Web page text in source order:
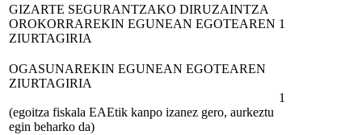
GIZARTE SEGURANTZAKO DIRUZAINTZA
OROKORRAREKIN EGUNEAN EGOTEAREN
ZIURTAGIRIA
1
OGASUNAREKIN EGUNEAN EGOTEAREN
ZIURTAGIRIA
(egoitza fiskala EAEtik kanpo izanez gero, aurkeztu
egin beharko da)
1